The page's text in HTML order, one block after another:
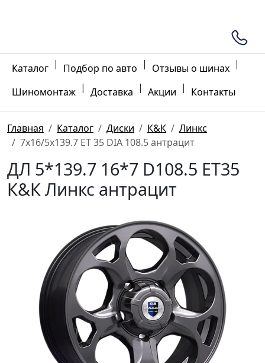
Каталог | Подбор по авто | Отзывы о шинах |
Шиномонтаж | Доставка | Акции | Контакты
Главная Каталог Диски К&К
Линкс
7x16/5x139.7 ET 35 DIA 108.5 антрацит
ДЛ 5*139.7 16*7 D108.5 ET35
К&К Линкс антрацит